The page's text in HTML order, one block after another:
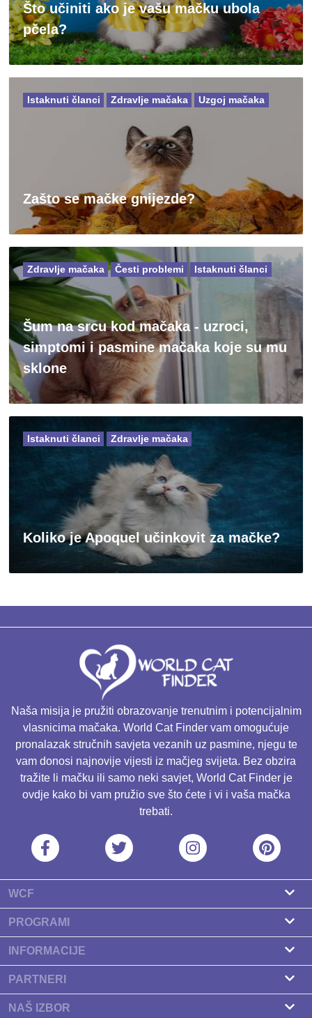
Što učiniti ako je vašu mačku ubola
pčela?
Zašto se mačke gnijezde?
Istaknuti članci Zdravlje mačaka Uzgoj mačaka
Šum na srcu kod mačaka - uzroci,
simptomi i pasmine mačaka koje su mu
sklone
Zdravlje mačaka Česti problemi Istaknuti članci
Koliko je Apoquel učinkovit za mačke?
Istaknuti članci Zdravlje mačaka
Naša misija je pružiti obrazovanje trenutnim i potencijalnim
vlasnicima mačaka. World Cat Finder vam omogućuje
pronalazak stručnih savjeta vezanih uz pasmine, njegu te
vam donosi najnovije vijesti iz mačjeg svijeta. Bez obzira
tražite li mačku ili samo neki savjet, World Cat Finder je
ovdje kako bi vam pružio sve što ćete i vi i vaša mačka
trebati.
WCF
O nama
Kontakt
Naši partneri
Newsletter
Baneri
PROGRAMI
Program za uzgajivače
INFORMACIJE
Pronađite uzgajivača
Pasmine
PARTNERI
Zdravlje Fitness
NAŠ IZBOR